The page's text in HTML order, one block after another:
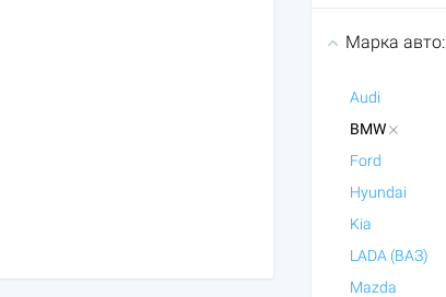
Марка авто:
Audi
BMW
Ford
Hyundai
Kia
LADA (ВАЗ)
Mazda